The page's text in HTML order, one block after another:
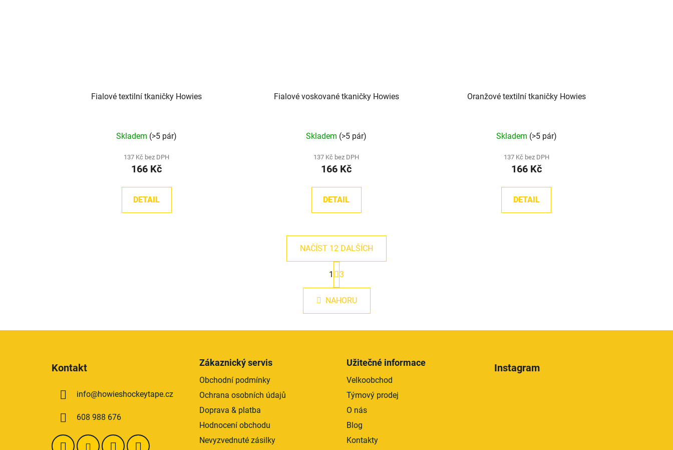
Fialové textilní tkaničky Howies
Skladem (>5 pár)
137 Kč bez DPH
166 Kč
DETAIL
Fialové voskované tkaničky Howies
Skladem (>5 pár)
137 Kč bez DPH
166 Kč
DETAIL
Oranžové textilní tkaničky Howies
Skladem (>5 pár)
137 Kč bez DPH
166 Kč
DETAIL
O
v
l
á
NAČÍST 12 DALŠÍCH
t
r
n
k
v
1 3
NAHORU
Kontakt
info@howieshockeytape.cz
608 988 676
Zákaznický servis
Obchodní podmínky
Ochrana osobních údajů
Doprava & platba
Hodnocení obchodu
Nevyzvednuté zásilky
Užitečné informace
Velkoobchod
Týmový prodej
O nás
Blog
Kontakty
Instagram